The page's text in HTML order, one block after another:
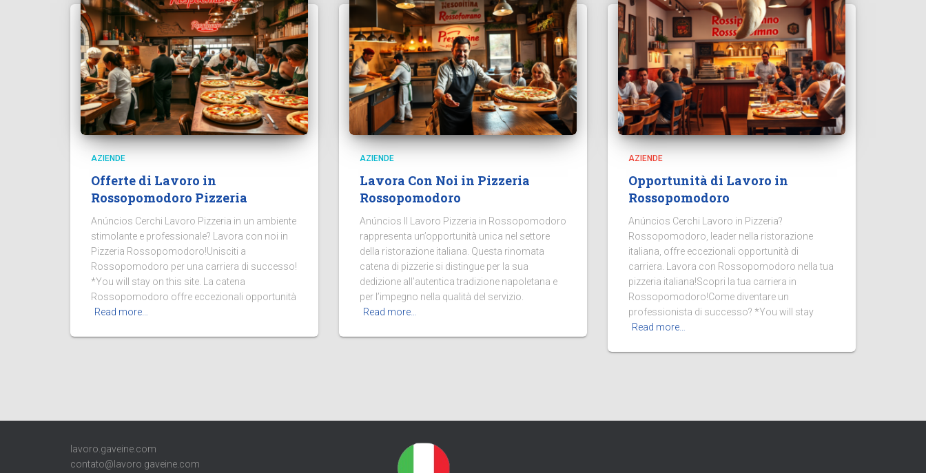
AZIENDE
Offerte di Lavoro in
Rossopomodoro Pizzeria
Anúncios Cerchi Lavoro Pizzeria in un ambiente
stimolante e professionale? Lavora con noi in
Pizzeria Rossopomodoro!Unisciti a
Rossopomodoro per una carriera di successo!
*You will stay on this site. La catena
Rossopomodoro offre eccezionali opportunità
Read more…
AZIENDE
Lavora Con Noi in Pizzeria
Rossopomodoro
Anúncios Il Lavoro Pizzeria in Rossopomodoro
rappresenta un’opportunità unica nel settore
della ristorazione italiana. Questa rinomata
catena di pizzerie si distingue per la sua
dedizione all’autentica tradizione napoletana e
per l’impegno nella qualità del servizio.
Read more…
AZIENDE
Opportunità di Lavoro in
Rossopomodoro
Anúncios Cerchi Lavoro in Pizzeria?
Rossopomodoro, leader nella ristorazione
italiana, offre eccezionali opportunità di
carriera. Lavora con Rossopomodoro nella tua
pizzeria italiana!Scopri la tua carriera in
Rossopomodoro!Come diventare un
professionista di successo? *You will stay
Read more…
lavoro.gaveine.com
contato@lavoro.gaveine.com